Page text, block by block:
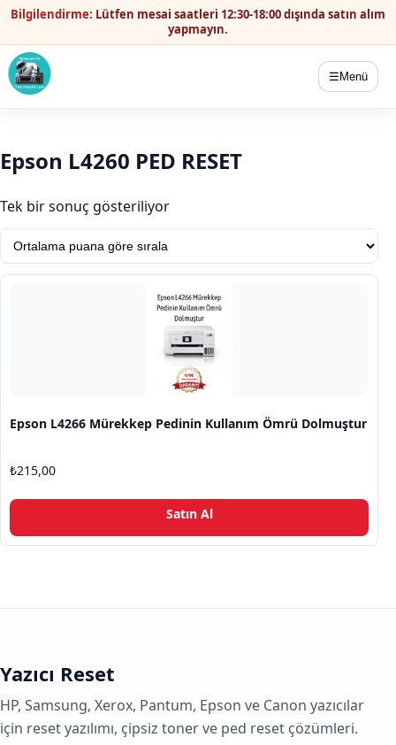
Bilgilendirme: Lütfen mesai saatleri 12:30-18:00 dışında satın alım
yapmayın.
☰ Menü
Epson L4260 PED RESET
Tek bir sonuç gösteriliyor
Epson L4266 Mürekkep Pedinin Kullanım Ömrü Dolmuştur
₺215,00
Satın Al
Yazıcı Reset
HP, Samsung, Xerox, Pantum, Epson ve Canon yazıcılar
için reset yazılımı, çipsiz toner ve ped reset çözümleri.